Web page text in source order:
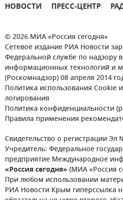
НОВОСТИ ПРЕСС-ЦЕНТР
© 2026 МИА «Россия сегодня»
Сетевое издание РИА Новости
Федеральной службе по надзору
информационных технологий и
(Роскомнадзор) 08 апреля 2014
Политика использования Cookie
логирования
Политика конфиденциальности
Правила применения
Свидетельство о регистрации Эл
Учредитель: Федеральное
предприятие Международное
«Россия сегодня» (МИА «Россия
При любом использовании
РИА Новости Крым гиперссылка